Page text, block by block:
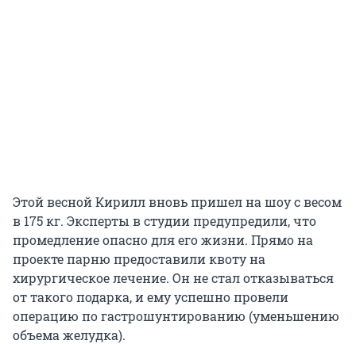
Этой весной Кирилл вновь пришел на шоу с весом
в 175 кг. Эксперты в студии предупредили, что
промедление опасно для его жизни. Прямо на
проекте парню предоставили квоту на
хирургическое лечение. Он не стал отказываться
от такого подарка, и ему успешно провели
операцию по гастрошунтированию (уменьшению
объема желудка).